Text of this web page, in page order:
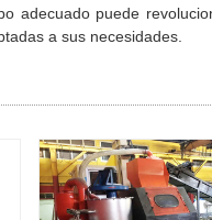
adecuado puede
a sus necesidades.